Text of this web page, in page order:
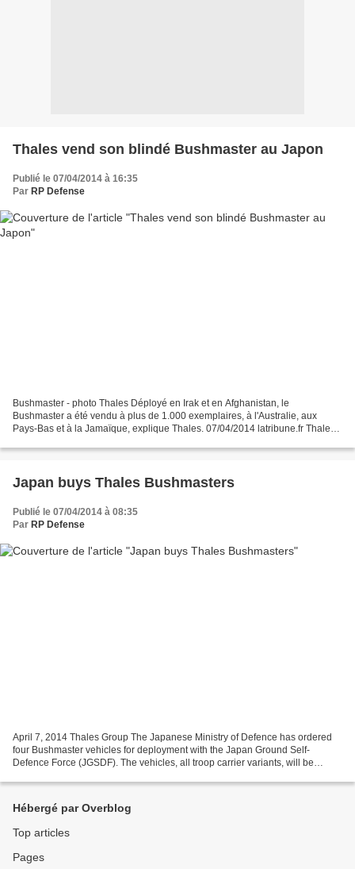
Thales vend son blindé Bushmaster au Japon
Publié le 07/04/2014 à 16:35
Par RP Defense
Bushmaster - photo Thales Déployé en Irak et en Afghanistan, le
Bushmaster a été vendu à plus de 1.000 exemplaires, à l'Australie, aux
Pays-Bas et à la Jamaïque, explique Thales. 07/04/2014 latribune.fr Thales
Japan buys Thales Bushmasters
Publié le 07/04/2014 à 08:35
Par RP Defense
April 7, 2014 Thales Group The Japanese Ministry of Defence has ordered
four Bushmaster vehicles for deployment with the Japan Ground Self-
Defence Force (JGSDF). The vehicles, all troop carrier variants, will be
Hébergé par Overblog
Top articles
Pages